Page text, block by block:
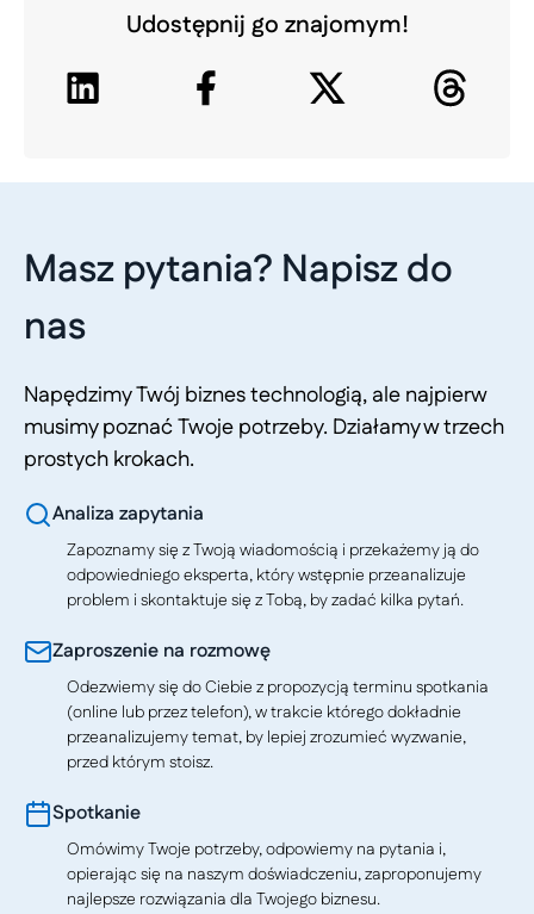
Udostępnij go znajomym!
Masz pytania? Napisz do
nas
Napędzimy Twój biznes technologią, ale najpierw
musimy poznać Twoje potrzeby. Działamy w trzech
prostych krokach.
Analiza zapytania
Zapoznamy się z Twoją wiadomością i przekażemy ją do
odpowiedniego eksperta, który wstępnie przeanalizuje
problem i skontaktuje się z Tobą, by zadać kilka pytań.
Zaproszenie na rozmowę
Odezwiemy się do Ciebie z propozycją terminu spotkania
(online lub przez telefon), w trakcie którego dokładnie
przeanalizujemy temat, by lepiej zrozumieć wyzwanie,
przed którym stoisz.
Spotkanie
Omówimy Twoje potrzeby, odpowiemy na pytania i,
opierając się na naszym doświadczeniu, zaproponujemy
najlepsze rozwiązania dla Twojego biznesu.